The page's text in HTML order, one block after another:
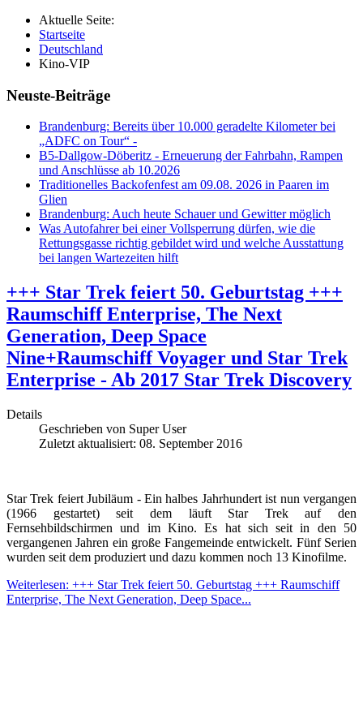
Aktuelle Seite:
Startseite
Deutschland
Kino-VIP
Neuste-Beiträge
Brandenburg: Bereits über 10.000 geradelte Kilometer bei
„ADFC on Tour“ -
B5-Dallgow-Döberitz - Erneuerung der Fahrbahn, Rampen
und Anschlüsse ab 10.2026
Traditionelles Backofenfest am 09.08. 2026 in Paaren im
Glien
Brandenburg: Auch heute Schauer und Gewitter möglich
Was Autofahrer bei einer Vollsperrung dürfen, wie die
Rettungsgasse richtig gebildet wird und welche Ausstattung
bei langen Wartezeiten hilft
+++ Star Trek feiert 50. Geburtstag +++
Raumschiff Enterprise, The Next
Generation, Deep Space
Nine+Raumschiff Voyager und Star Trek
Enterprise - Ab 2017 Star Trek Discovery
Details
Geschrieben von Super User
Zuletzt aktualisiert: 08. September 2016
Star Trek feiert Jubiläum - Ein halbes Jahrhundert ist nun vergangen
(1966 gestartet) seit dem läuft Star Trek auf den
Fernsehbildschirmen und im Kino. Es hat sich seit in den 50
vergangenen Jahren ein große Fangemeinde entwickelt. Fünf Serien
wurden seit dem produziert und dazu kommen noch 13 Kinofilme.
Weiterlesen: +++ Star Trek feiert 50. Geburtstag +++ Raumschiff
Enterprise, The Next Generation, Deep Space...